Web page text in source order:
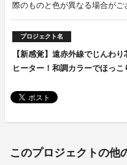
際のものと色が異なる場合がご
プロジェクト名
【新感覚】遠赤外線でじんわ
ヒーター！和調カラーでほっこ
このプロジェクトの他